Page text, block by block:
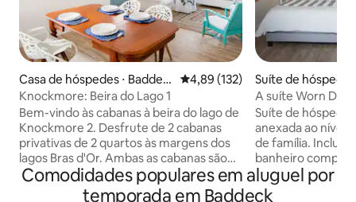
Casa de hóspedes ⋅ Baddec
k
4,89 de uma avaliação média de
4,89 (132)
Knockmore: Beira do Lago 1
Bem-vindo às cabanas à beira do lago de
Knockmore 2. Desfrute de 2 cabanas
privativas de 2 quartos às margens dos
lagos Bras d'Or. Ambas as cabanas são
recém-construídas, limpas, modernas,
arejadas e em conceito aberto. Ambos
Suíte de
k
A suíte Worn
vila!
Suíte de
anexada ao nível
de família. Inclui
banheiro
cozinha
ondas, chá/café,
Comodidades populares em aluguel por
temporada em Baddeck